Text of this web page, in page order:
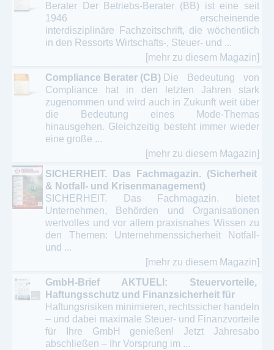
Berater Der Betriebs-Berater (BB) ist eine seit
1946 erscheinende
interdisziplinäre Fachzeitschrift, die wöchentlich
in den Ressorts Wirtschafts-, Steuer- und ...
[mehr zu diesem Magazin]
Compliance Berater (CB) Die Bedeutung von
Compliance hat in den letzten Jahren stark
zugenommen und wird auch in Zukunft weit über
die Bedeutung eines Mode-Themas
hinausgehen. Gleichzeitig besteht immer wieder
eine große ...
[mehr zu diesem Magazin]
SICHERHEIT. Das Fachmagazin. (Sicherheit
& Notfall- und Krisenmanagement)
SICHERHEIT. Das Fachmagazin. bietet
Unternehmen, Behörden und Organisationen
wertvolles und vor allem praxisnahes Wissen zu
den Themen: Unternehmenssicherheit Notfall-
und ...
[mehr zu diesem Magazin]
GmbH-Brief AKTUELl: Steuervorteile,
Haftungsschutz und Finanzsicherheit für
Haftungsrisiken minimieren, rechtssicher handeln
– und dabei maximale Steuer- und Finanzvorteile
für Ihre GmbH genießen! Jetzt Jahresabo
abschließen – Ihr Vorsprung im ...